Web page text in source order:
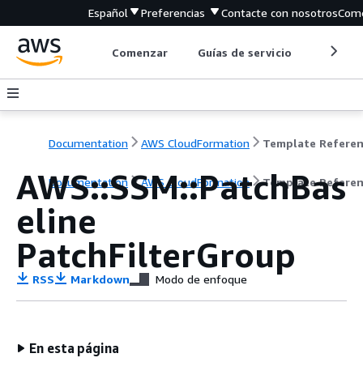
Español Preferencias Contacte con nosotros
Comenzar Guías de servicio
Documentation AWS CloudFormation Template
Documentation AWS CloudFormation Template
AWS::SSM::PatchBas
eline
PatchFilterGroup
RSS Markdown Modo de enfoque
En esta página